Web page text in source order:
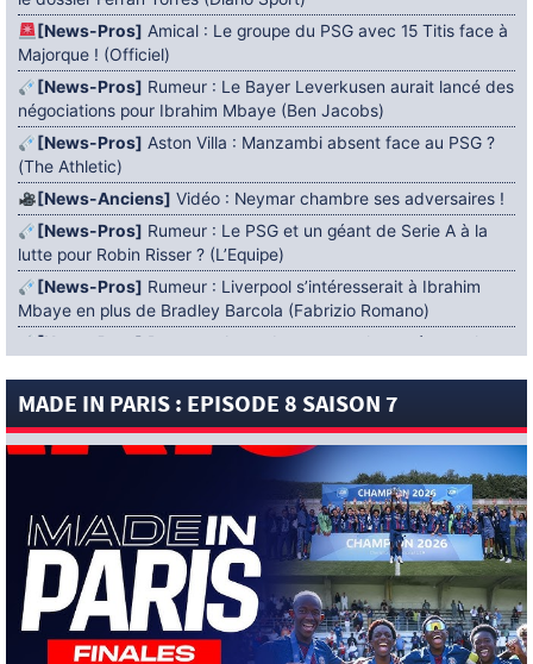
[News-Pros] Amical : Le groupe du PSG avec 15 Titis face à
Majorque ! (Officiel)
[News-Pros] Rumeur : Le Bayer Leverkusen aurait lancé des
négociations pour Ibrahim Mbaye (Ben Jacobs)
[News-Pros] Aston Villa : Manzambi absent face au PSG ?
(The Athletic)
[News-Anciens] Vidéo : Neymar chambre ses adversaires !
[News-Pros] Rumeur : Le PSG et un géant de Serie A à la
lutte pour Robin Risser ? (L’Equipe)
[News-Pros] Rumeur : Liverpool s’intéresserait à Ibrahim
Mbaye en plus de Bradley Barcola (Fabrizio Romano)
[News-Pros]
Rumeur : Accord contractuel trouvé entre le
[News-Pros]Rumeur : Le PSG aurait lancé un ultimatum
4 AOÛT 2026
Mercato : Khalil Ayari prêté à Dunkerque
(Officiel)
[News-Anciens]Leverkusen : un retour de Diaby envisagé
(Foot Mercato)
[News-Formation]Nsoki va filer au Dinamo Zagreb
(L’Equipe)
MADE IN PARIS : EPISODE 8 SAISON 7